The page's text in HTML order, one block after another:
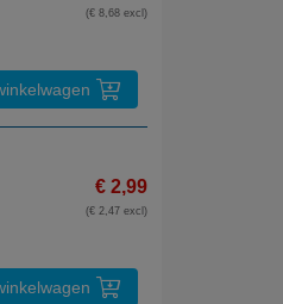
(€ 8,68 excl)
€ 2,99
(€ 2,47 excl)